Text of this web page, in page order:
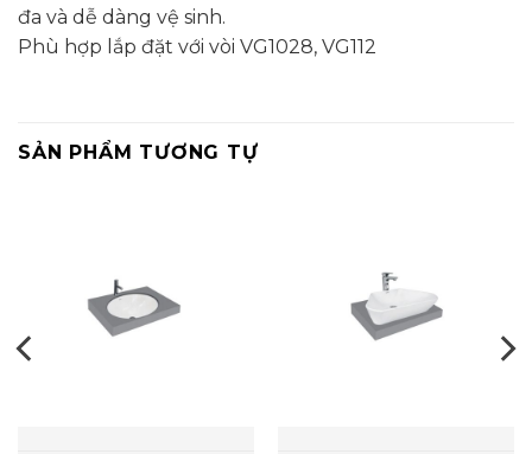
đa và dễ dàng vệ sinh.
Phù hợp lắp đặt với vòi VG1028, VG112
SẢN PHẨM TƯƠNG TỰ